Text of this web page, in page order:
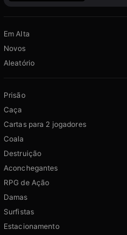
Em Alta
Novos
Aleatório
Prisão
Caça
Cartas para 2 jogadores
Coala
Destruição
Aconchegantes
RPG de Ação
Damas
Surfistas
Estacionamento